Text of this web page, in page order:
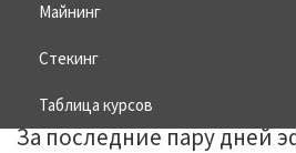
Майнинг
Стекинг
Таблица курсов
14.05.2025
За последние пару дней